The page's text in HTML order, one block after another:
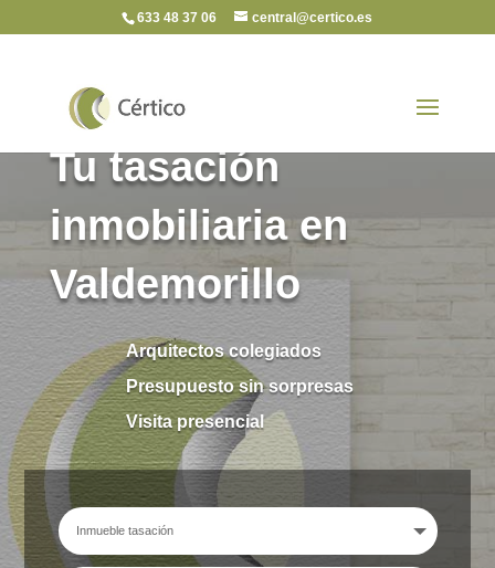
633 48 37 06 central@certico.es
Tu tasación
inmobiliaria en
Valdemorillo
Arquitectos colegiados
Presupuesto sin sorpresas
Visita presencial